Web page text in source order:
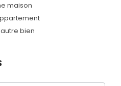
maison
bien